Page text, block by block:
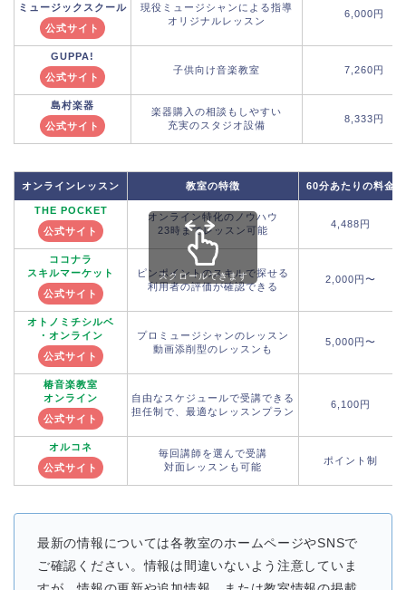
ミュージックスクール
公式サイト
現役ミュージシャンによる指導
オリジナルレッスン
6,000円
GUPPA!
公式サイト
子供向け音楽教室 7,260円
島村楽器
公式サイト
楽器購入の相談もしやすい
充実のスタジオ設備
8,333円
オンラインレッスン 教室の特徴 60分あたりの料金
THE POCKET
公式サイト
オンライン特化のノウハウ
23時までレッスン可能
4,488円
ココナラ
スキルマーケット
公式サイト
ピンポイントのスキルで探せる
利用者の評価が確認できる
2,000円〜
オトノミチシルベ
・オンライン
公式サイト
プロミュージシャンのレッスン
動画添削型のレッスンも
5,000円〜
椿音楽教室
オンライン
公式サイト
自由なスケジュールで受講できる
担任制で、最適なレッスンプラン
6,100円
オルコネ
公式サイト
毎回講師を選んで受講
対面レッスンも可能
ポイント制
スクロールできます
最新の情報については各教室のホームページやSNSで
ご確認ください。情報は間違いないよう注意していま